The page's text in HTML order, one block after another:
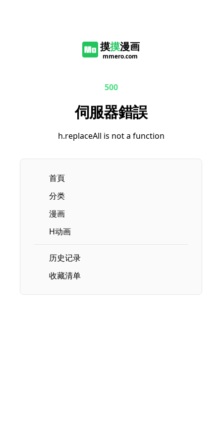
摸摸漫画
mmero.com
500
伺服器錯誤
h.replaceAll is not a function
首頁
分类
漫画
H动画
历史记录
收藏清单